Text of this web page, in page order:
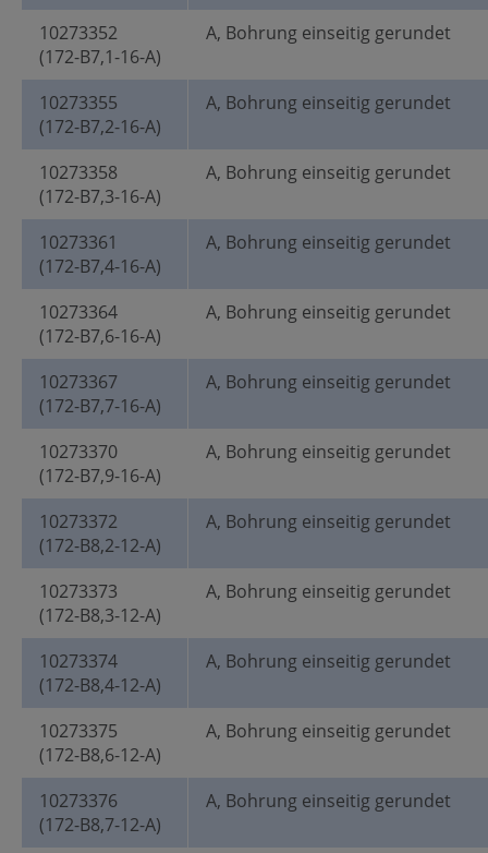
10273352
(172-B7,1-16-A)
A, Bohrung einseitig gerundet
10273355
(172-B7,2-16-A)
A, Bohrung einseitig gerundet
10273358
(172-B7,3-16-A)
A, Bohrung einseitig gerundet
10273361
(172-B7,4-16-A)
A, Bohrung einseitig gerundet
10273364
(172-B7,6-16-A)
A, Bohrung einseitig gerundet
10273367
(172-B7,7-16-A)
A, Bohrung einseitig gerundet
10273370
(172-B7,9-16-A)
A, Bohrung einseitig gerundet
10273372
(172-B8,2-12-A)
A, Bohrung einseitig gerundet
10273373
(172-B8,3-12-A)
A, Bohrung einseitig gerundet
10273374
(172-B8,4-12-A)
A, Bohrung einseitig gerundet
10273375
(172-B8,6-12-A)
A, Bohrung einseitig gerundet
10273376
(172-B8,7-12-A)
A, Bohrung einseitig gerundet